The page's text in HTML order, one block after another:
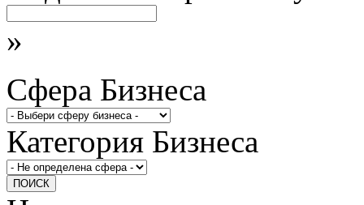
»
Сфера Бизнеса
Категория Бизнеса
ПОИСК